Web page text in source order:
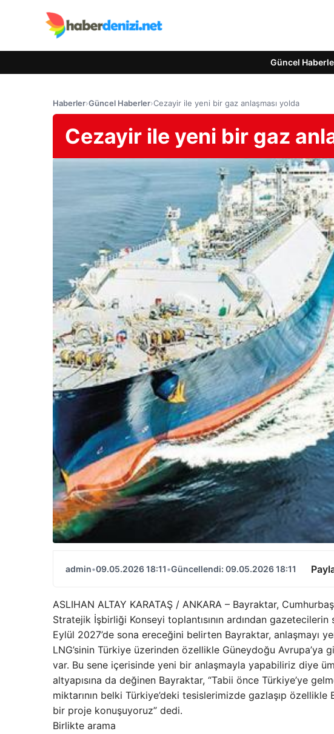
Güncel
Haberler›Güncel Haberler›Cezayir ile yeni bir gaz anlaşması yolda
Cezayir ile yeni bir gaz
admin•09.05.2026 18:11•Güncellendi: 09.05.2026 18:11
ASLIHAN ALTAY KARATAŞ / ANKARA – Bayraktar,
Stratejik İşbirliği Konseyi toplantısının ardından gazetecilerin
Eylül 2027’de sona ereceğini belirten Bayraktar, anlaşmayı
LNG’sinin Türkiye üzerinden özellikle Güneydoğu
var. Bu sene içerisinde yeni bir anlaşmayla yapabiliriz diye
altyapısına da değinen Bayraktar, “Tabii önce Türkiye’ye
miktarının belki Türkiye’deki tesislerimizde gazlaşıp
bir proje konuşuyoruz” dedi.
Birlikte arama